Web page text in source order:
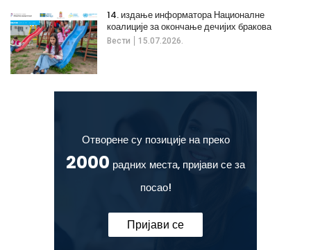
Вести 15.07.2026.
14. издање информатора Националне
коалиције за окончање дечијих бракова
Отворене су позиције на преко
2000 радних места, пријави се за
посао!
Пријави се